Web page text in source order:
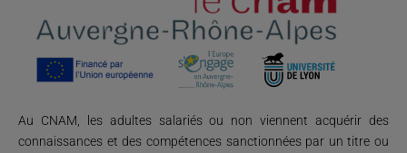
Au CNAM, les adultes salariés ou non viennent acquérir des
connaissances et des compétences sanctionnées par un titre ou